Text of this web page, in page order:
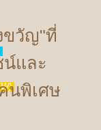
ขวัญ"ที่
น์และ
นพิเศษ